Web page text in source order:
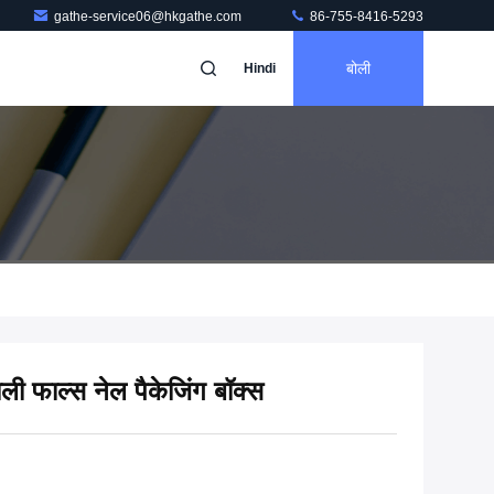
gathe-service06@hkgathe.com 86-755-8416-5293
Hindi बोली
फाल्स नेल पैकेजिंग बॉक्स